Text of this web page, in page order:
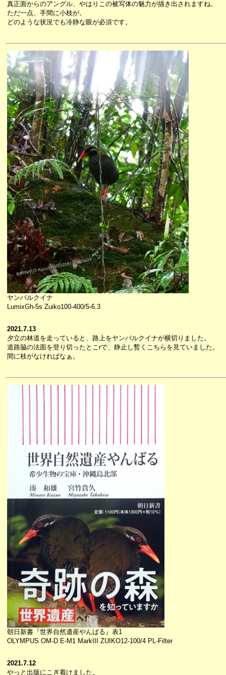
真正面からのアングル、やはりこの被写体の魅力が描き出されますね。
ただ一点、手間に小枝が。
どのような状況でも冷静な眼が必須です。
ヤンバルクイナ
LumixGh-5s Zuiko100-400/5-6.3
2021.7.13
夕立の林道を走っていると、路上をヤンバルクイナが横切りました。
道路脇の法面を登り切ったとこrで、静止し暫くこちらを見ていました。
間に枝がなければなぁ。
朝日新書『世界自然遺産やんばる』表1
OLYMPUS OM-D E-M1 MarkIII ZUIKO12-100/4 PL-Filter
2021.7.12
やっと出版にこぎ着けました。